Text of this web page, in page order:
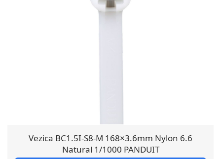
Vezica BC1.5I-S8-M 168×3.6mm Nylon 6.6
Natural 1/1000 PANDUIT